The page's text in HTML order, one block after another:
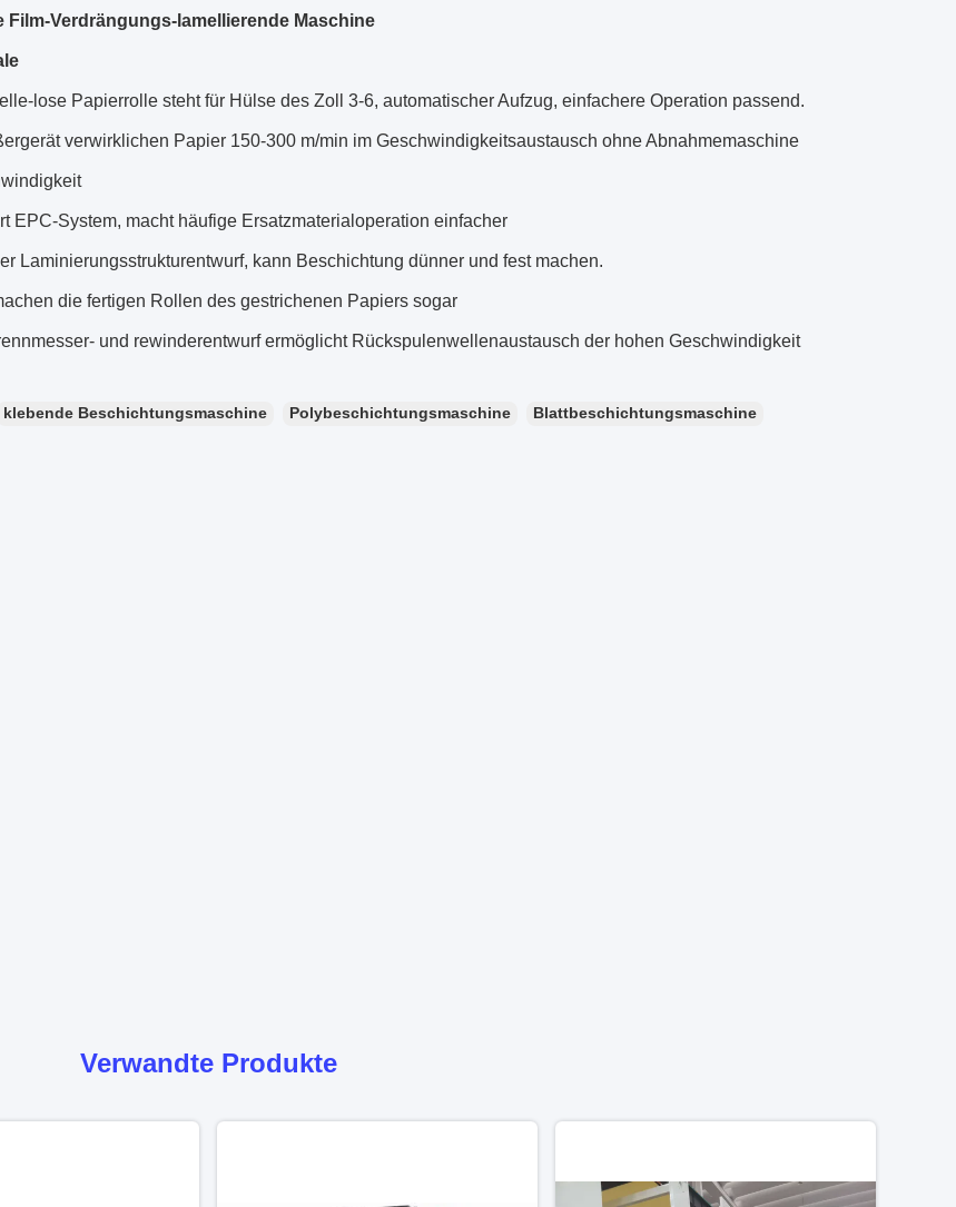
Film-Verdrängungs-lamellierende Maschine
lose Papierrolle steht für Hülse des Zoll 3-6, automatischer Aufzug, einfachere Operation passend.
verwirklichen Papier 150-300 m/min im Geschwindigkeitsaustausch ohne Abnahmemaschine
EPC-System, macht häufige Ersatzmaterialoperation einfacher
Laminierungsstrukturentwurf, kann Beschichtung dünner und fest machen.
die fertigen Rollen des gestrichenen Papiers sogar
und rewinderentwurf ermöglicht Rückspulenwellenaustausch der hohen Geschwindigkeit
klebende Beschichtungsmaschine Polybeschichtungsmaschine Blattbeschichtungsmaschine
Verwandte Produkte